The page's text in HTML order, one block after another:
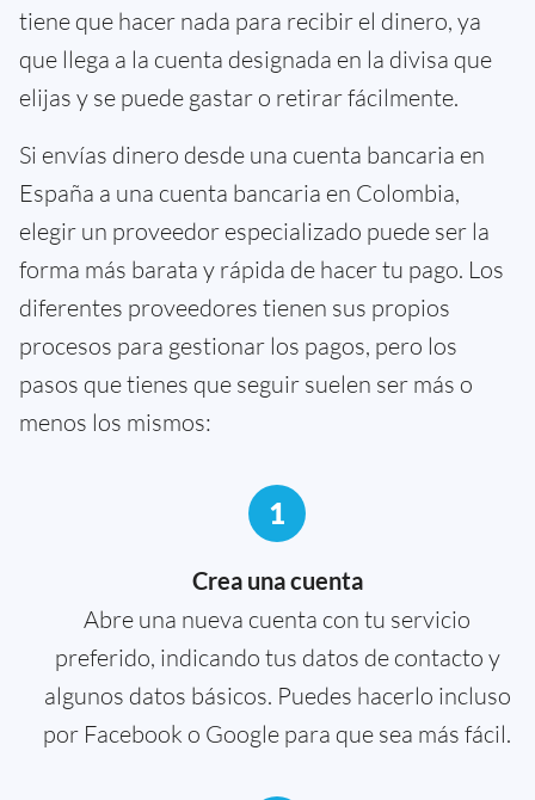
tiene que hacer nada para recibir el dinero, ya
que llega a la cuenta designada en la divisa que
elijas y se puede gastar o retirar fácilmente.
Si envías dinero desde una cuenta bancaria en
España a una cuenta bancaria en Colombia,
elegir un proveedor especializado puede ser la
forma más barata y rápida de hacer tu pago. Los
diferentes proveedores tienen sus propios
procesos para gestionar los pagos, pero los
pasos que tienes que seguir suelen ser más o
menos los mismos:
1
Crea una cuenta
Abre una nueva cuenta con tu servicio
preferido, indicando tus datos de contacto y
algunos datos básicos. Puedes hacerlo incluso
por Facebook o Google para que sea más fácil.